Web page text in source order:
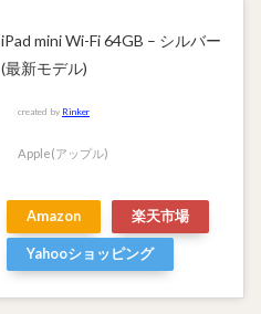
iPad mini Wi-Fi 64GB – シルバー
(最新モデル)
created by Rinker
Apple(アップル)
Amazon 楽天市場
Yahooショッピング